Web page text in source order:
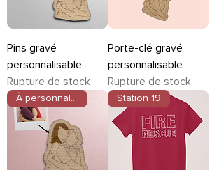
Pins gravé
personnalisable
Rupture de stock
Porte-clé gravé
personnalisable
Rupture de stock
À personnaliser Station 19